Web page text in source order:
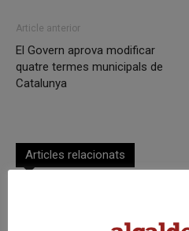
Article anterior
El Govern aprova modificar
quatre termes municipals de
Catalunya
Articles relacionats